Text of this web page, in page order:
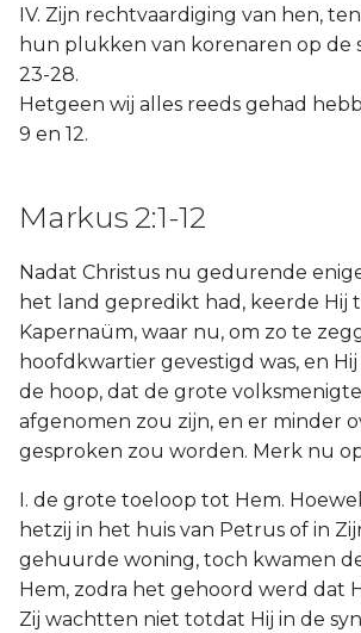
IV. Zijn rechtvaardiging van hen,
hun plukken van korenaren op de
23-28.
Hetgeen wij alles reeds gehad
9 en 12.
Markus 2:1-12
Nadat Christus nu gedurende
het land gepredikt had, keerde Hij
Kapernaüm, waar nu, om zo te
hoofdkwartier gevestigd was, en
de hoop, dat de grote
afgenomen zou zijn, en er minder
gesproken zou worden. Merk nu
I. de grote toeloop tot Hem.
hetzij in het huis van Petrus of in
gehuurde woning, toch kwamen
Hem, zodra het gehoord werd dat
Zij wachtten niet totdat Hij in de